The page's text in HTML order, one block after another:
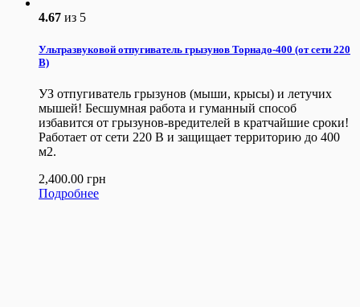
4.67 из 5
Ультразвуковой отпугиватель грызунов Торнадо-400 (от сети 220
В)
УЗ отпугиватель грызунов (мыши, крысы) и летучих
мышей! Бесшумная работа и гуманный способ
избавится от грызунов-вредителей в кратчайшие сроки!
Работает от сети 220 В и защищает территорию до 400
м2.
2,400.00 грн
Подробнее